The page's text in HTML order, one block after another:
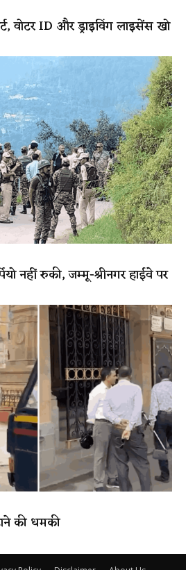
वोटर ID और ड्राइविंग लाइसेंस खो
नहीं रुकी, जम्मू-श्रीनगर हाईवे पर
की धमकी